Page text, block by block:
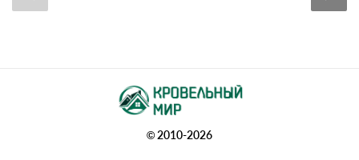
© 2010-2026